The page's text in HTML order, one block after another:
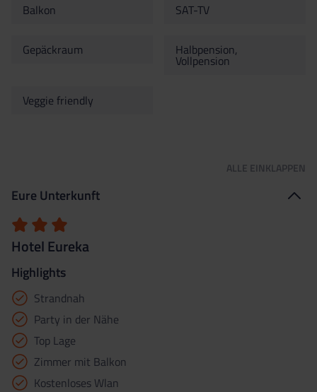
Balkon SAT-TV
Gepäckraum Halbpension,
Vollpension
Veggie friendly
ALLE EINKLAPPEN
Eure Unterkunft
Hotel Eureka
Highlights
Strandnah
Party in der Nähe
Top Lage
Zimmer mit Balkon
Kostenloses Wlan